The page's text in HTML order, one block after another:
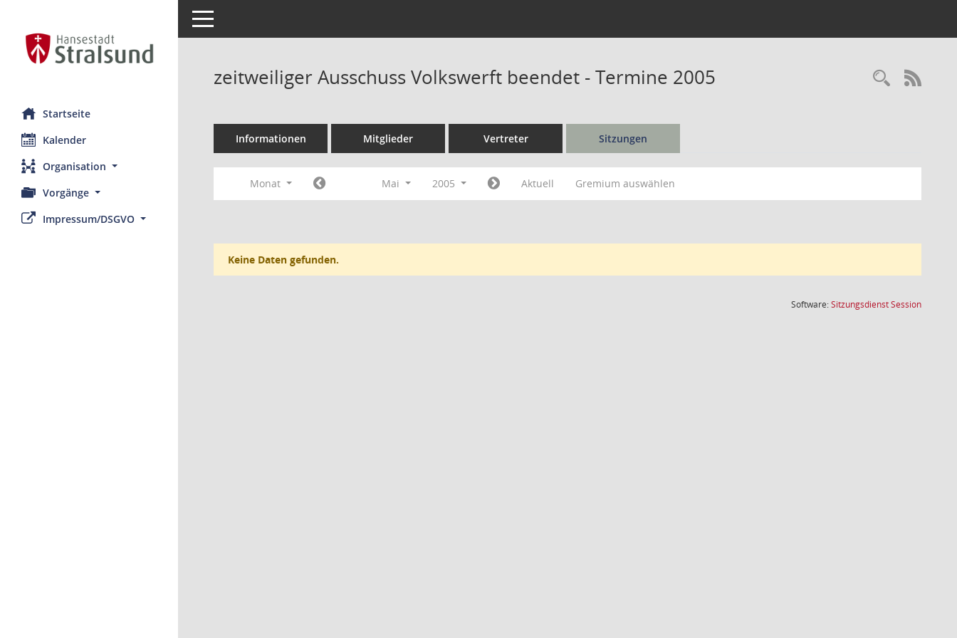
Startseite
Kalender
Organisation
Vorgänge
Impressum/DSGVO
Toggle navigation
zeitweiliger Ausschuss Volkswerft beendet - Termine 2005
Informationen Mitglieder Vertreter Sitzungen
Monat Mai 2005 Aktuell Gremium auswählen
Keine Daten gefunden.
Software:SitzungsdienstSession(Wird in